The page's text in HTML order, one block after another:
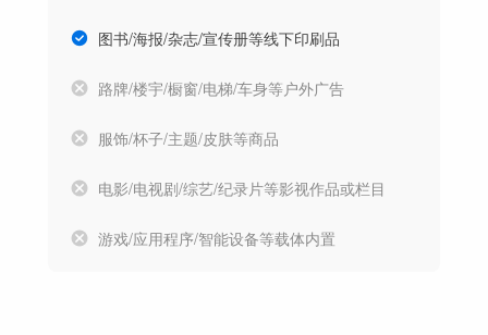
图书/海报/杂志/宣传册等线下印刷品
路牌/楼宇/橱窗/电梯/车身等户外广告
服饰/杯子/主题/皮肤等商品
电影/电视剧/综艺/纪录片等影视作品或栏目
游戏/应用程序/智能设备等载体内置